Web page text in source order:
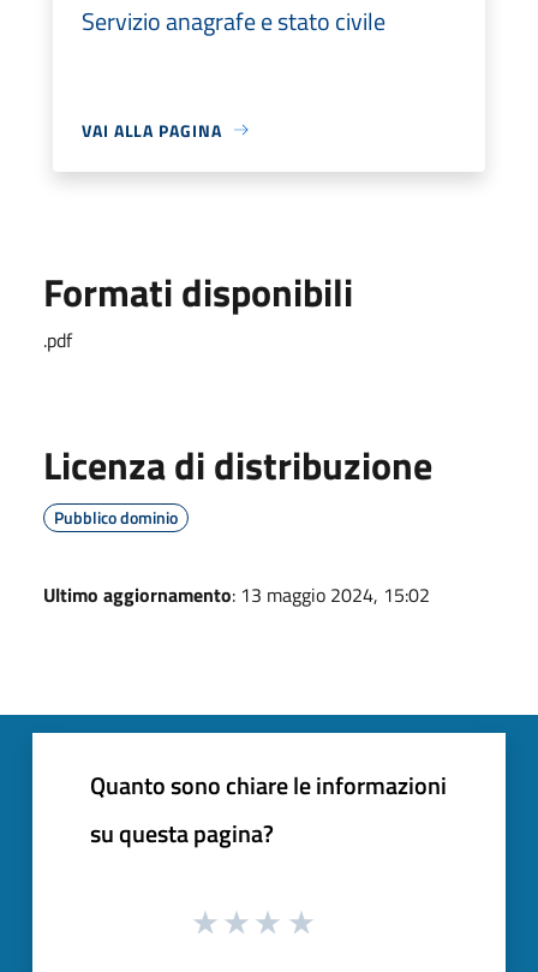
Servizio anagrafe e stato civile
VAI ALLA PAGINA
Formati disponibili
.pdf
Licenza di distribuzione
Pubblico dominio
Ultimo aggiornamento: 13 maggio 2024, 15:02
Quanto sono chiare le informazioni
su questa pagina?